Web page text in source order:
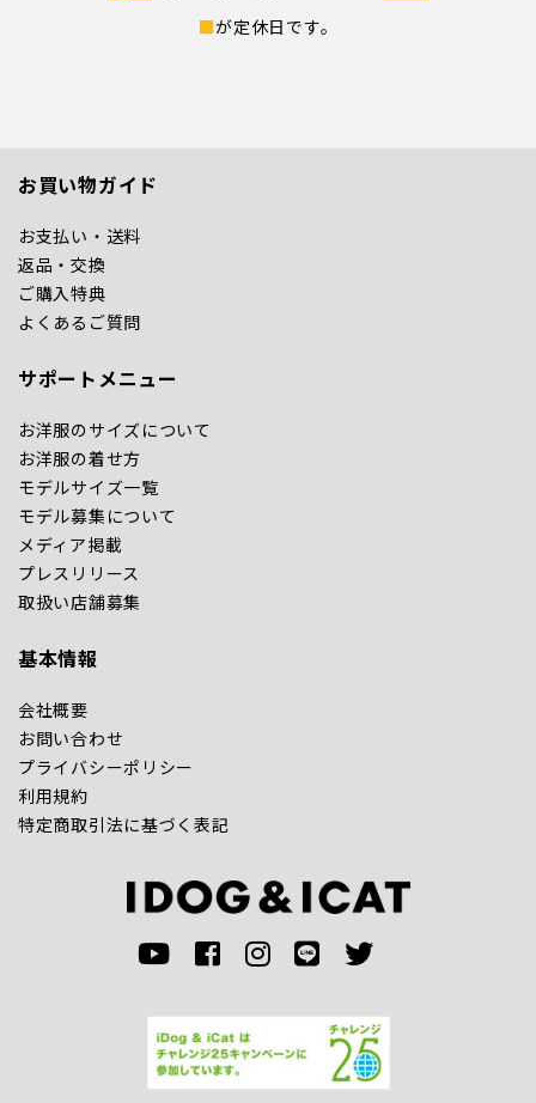
■が定休日です。
お買い物ガイド
お支払い・送料
返品・交換
ご購入特典
よくあるご質問
サポートメニュー
お洋服のサイズについて
お洋服の着せ方
モデルサイズ一覧
モデル募集について
メディア掲載
プレスリリース
取扱い店舗募集
基本情報
会社概要
お問い合わせ
プライバシーポリシー
利用規約
特定商取引法に基づく表記